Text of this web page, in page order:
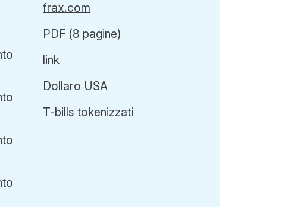
frax.com
PDF (8 pagine)
link
Dollaro USA
T-bills tokenizzati